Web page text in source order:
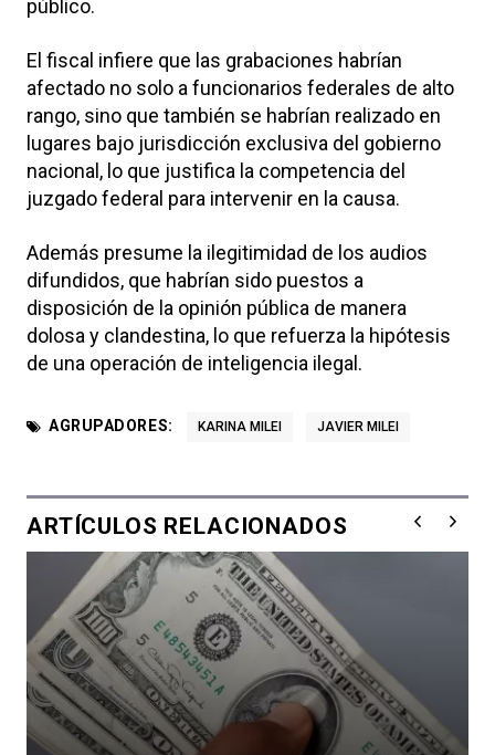
público.
El fiscal infiere que las grabaciones habrían
afectado no solo a funcionarios federales de alto
rango, sino que también se habrían realizado en
lugares bajo jurisdicción exclusiva del gobierno
nacional, lo que justifica la competencia del
juzgado federal para intervenir en la causa.
Además presume la ilegitimidad de los audios
difundidos, que habrían sido puestos a
disposición de la opinión pública de manera
dolosa y clandestina, lo que refuerza la hipótesis
de una operación de inteligencia ilegal.
AGRUPADORES: KARINA MILEI JAVIER MILEI
ARTÍCULOS RELACIONADOS